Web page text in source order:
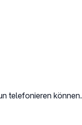
telefonieren können.